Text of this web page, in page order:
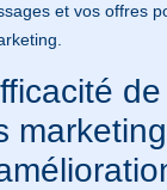
et vos offres